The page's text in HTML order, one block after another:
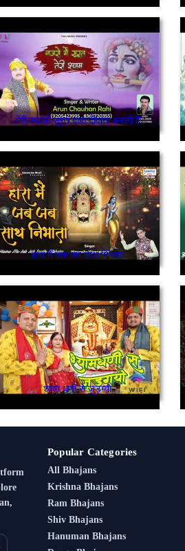
तेरी सवाली सूरत बाबा दीवाना बनाती है
हारा मैं जब जब साथ निभाया
श्याम धणी से जुड़ग्यो
Popular Categories
All Bhajans
Krishna Bhajans
Ram Bhajans
Shiv Bhajans
Hanuman Bhajans